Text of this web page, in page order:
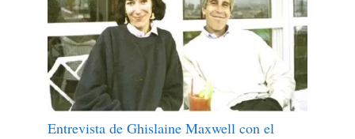
Entrevista de Ghislaine Maxwell con el